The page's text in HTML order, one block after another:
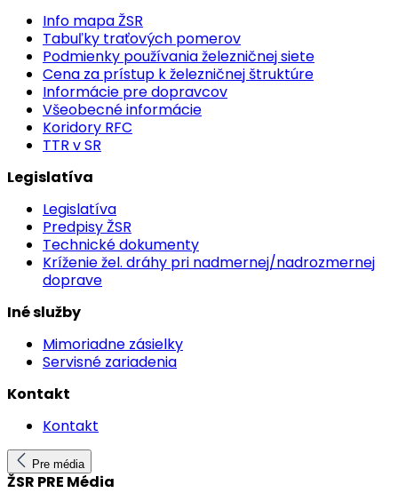
Info mapa ŽSR
Tabuľky traťových pomerov
Podmienky používania železničnej siete
Cena za prístup k železničnej štruktúre
Informácie pre dopravcov
Všeobecné informácie
Koridory RFC
TTR v SR
Legislatíva
Legislatíva
Predpisy ŽSR
Technické dokumenty
Kríženie žel. dráhy pri nadmernej/nadrozmernej
doprave
Iné služby
Mimoriadne zásielky
Servisné zariadenia
Kontakt
Kontakt
Pre média
ŽSR PRE Média